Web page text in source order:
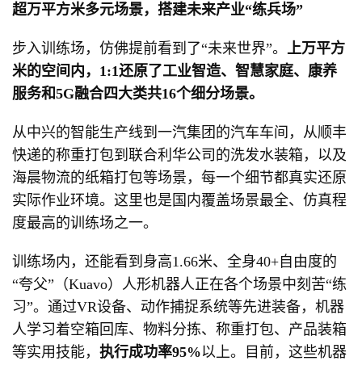
超万平方米多元场景，搭建未来产业“练兵场”
步入训练场，仿佛提前看到了“未来世界”。
上万平方
米的空间内，1:1还原了工业智造、智慧家庭、康养
服务和5G融合四大类共16个细分场景。
从中兴的智能生产线到一汽集团的汽车车间，从顺丰
快递的称重打包到联合利华公司的洗发水装箱，以及
海晨物流的纸箱打包等场景，每一个细节都真实还原
实际作业环境。这里也是国内覆盖场景最全、仿真程
度最高的训练场之一。
训练场内，还能看到身高1.66米、全身40+自由度的
“夸父”（Kuavo）人形机器人正在各个场景中刻苦“练
习”。通过VR设备、动作捕捉系统等先进装备，机器
人学习着空箱回库、物料分拣、称重打包、产品装箱
等实用技能， 执行成功率95%以上。目前，这些机器